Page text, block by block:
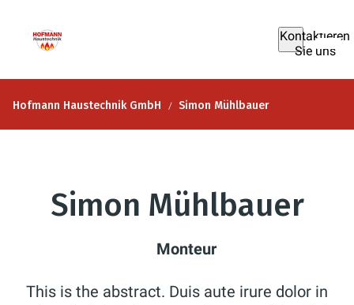
Kontaktieren
Sie uns
Hofmann Haustechnik GmbH Simon Mühlbauer
Simon Mühlbauer
Monteur
This is the abstract. Duis aute irure dolor in